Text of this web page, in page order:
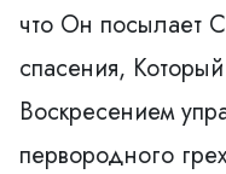
что Он посылает
спасения,
Воскресением
первородного